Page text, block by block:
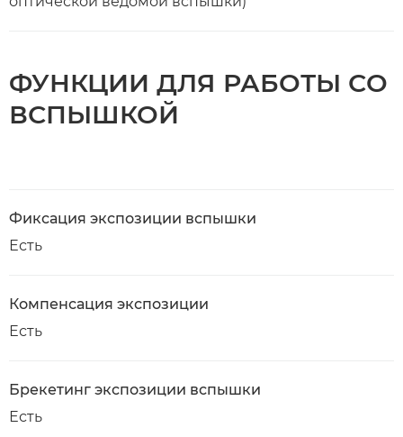
ФУНКЦИИ ДЛЯ РАБОТЫ СО
ВСПЫШКОЙ
Фиксация экспозиции вспышки
Есть
Компенсация экспозиции
Есть
Брекетинг экспозиции вспышки
Есть